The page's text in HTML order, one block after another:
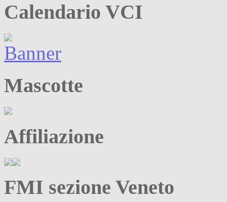
Calendario VCI
Mascotte
Affiliazione
FMI sezione Veneto